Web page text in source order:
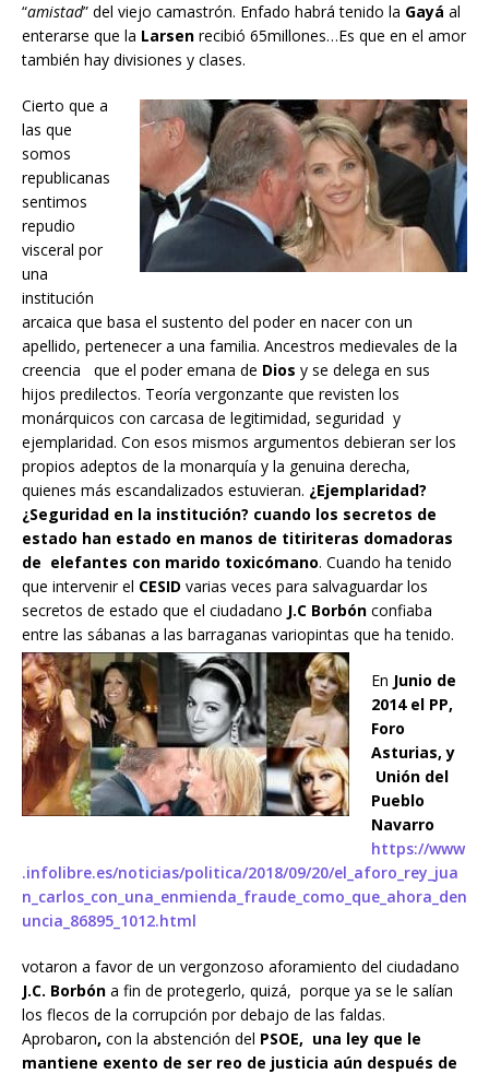
“amistad” del viejo camastrón. Enfado habrá tenido la Gayá al
enterarse que la Larsen recibió 65millones…Es que en el amor
también hay divisiones y clases.
Cierto que a
las que
somos
republicanas
sentimos
repudio
visceral por
una
institución
arcaica que basa el sustento del poder en nacer con un
apellido, pertenecer a una familia. Ancestros medievales de la
creencia que el poder emana de Dios y se delega en sus
hijos predilectos. Teoría vergonzante que revisten los
monárquicos con carcasa de legitimidad, seguridad y
ejemplaridad. Con esos mismos argumentos debieran ser los
propios adeptos de la monarquía y la genuina derecha,
quienes más escandalizados estuvieran. ¿Ejemplaridad?
¿Seguridad en la institución? cuando los secretos de
estado han estado en manos de titiriteras domadoras
de elefantes con marido toxicómano. Cuando ha tenido
que intervenir el CESID varias veces para salvaguardar los
secretos de estado que el ciudadano J.C Borbón confiaba
entre las sábanas a las barraganas variopintas que ha tenido.
En Junio de
2014 el PP,
Foro
Asturias, y
Unión del
Pueblo
Navarro
https://www
.infolibre.es/noticias/politica/2018/09/20/el_aforo_rey_jua
n_carlos_con_una_enmienda_fraude_como_que_ahora_den
uncia_86895_1012.html
votaron a favor de un vergonzoso aforamiento del ciudadano
J.C. Borbón a fin de protegerlo, quizá, porque ya se le salían
los flecos de la corrupción por debajo de las faldas.
Aprobaron, con la abstención del PSOE, una ley que le
mantiene exento de ser reo de justicia aún después de